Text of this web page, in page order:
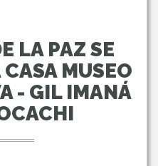
LA PAZ SE
MUSEO
- GIL IMANÁ